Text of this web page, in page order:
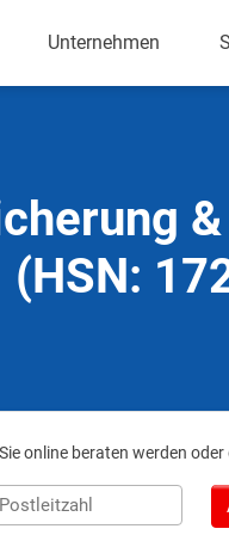
Unternehmen
(HSN:
online beraten werden